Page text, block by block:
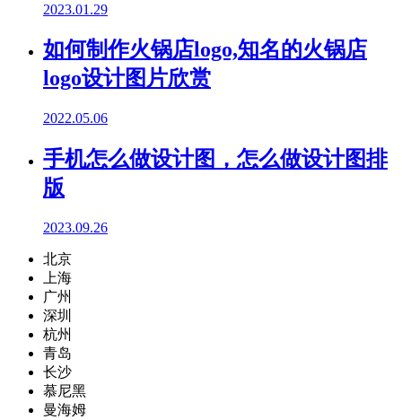
2023.01.29
如何制作火锅店logo,知名的火锅店
logo设计图片欣赏
2022.05.06
手机怎么做设计图，怎么做设计图排
版
2023.09.26
北京
上海
广州
深圳
杭州
青岛
长沙
慕尼黑
曼海姆